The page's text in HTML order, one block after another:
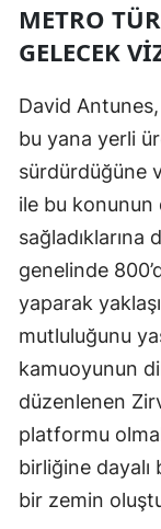
METRO
GELECEK
David Antunes,
bu yana yerli
sürdürdüğüne
ile bu konunun
genelinde
yaparak
mutluluğunu
kamuoyunun
düzenlenen
platformu
birliğine dayalı
bir zemin